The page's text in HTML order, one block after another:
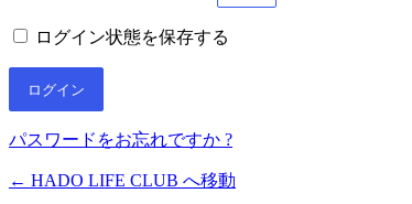
ログイン状態を保存する
パスワードをお忘れですか ?
← HADO LIFE CLUB へ移動